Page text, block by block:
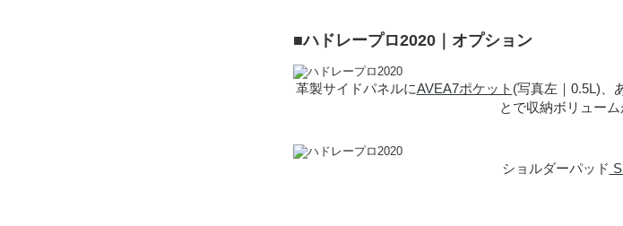
■ハドレープロ2020｜オプション
革製サイドパネルにAVEA7ポケット (写真左｜0.5L)、
とで収納ボリューム
ショルダーパッド